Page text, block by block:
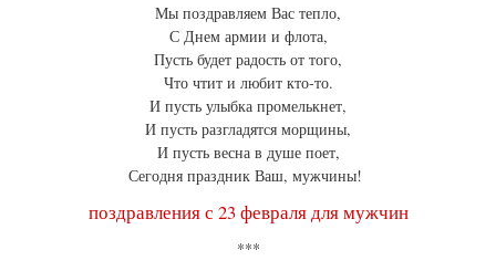
Мы поздравляем Вас тепло,
С Днем армии и флота,
Пусть будет радость от того,
Что чтит и любит кто-то.
И пусть улыбка промелькнет,
И пусть разгладятся морщины,
И пусть весна в душе поет,
Сегодня праздник Ваш, мужчины!
поздравления с 23 февраля для мужчин
***